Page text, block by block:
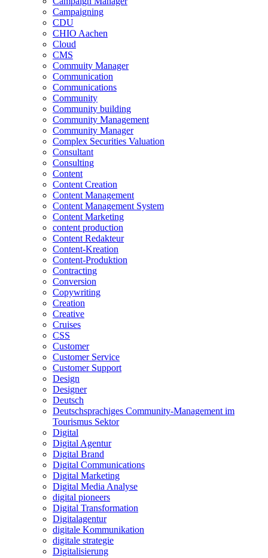
Campaigning
CDU
CHIO Aachen
Cloud
CMS
Commuity Manager
Communication
Communications
Community
Community building
Community Management
Community Manager
Complex Securities Valuation
Consultant
Consulting
Content
Content Creation
Content Management
Content Management System
Content Marketing
content production
Content Redakteur
Content-Kreation
Content-Produktion
Contracting
Conversion
Copywriting
Creation
Creative
Cruises
CSS
Customer
Customer Service
Customer Support
Design
Designer
Deutsch
Deutschsprachiges Community-Management im
Tourismus Sektor
Digital
Digital Agentur
Digital Brand
Digital Communications
Digital Marketing
Digital Media Analyse
digital pioneers
Digital Transformation
Digitalagentur
digitale Kommunikation
digitale strategie
Digitalisierung